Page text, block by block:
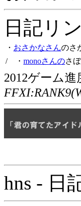
日記リ
・ おさかなさんのさ
/ ・ monoさんのさ
2012ゲーム進
hns - 日